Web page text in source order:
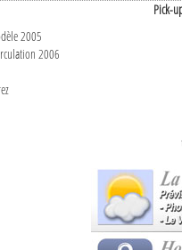
Pick-
2005
2006